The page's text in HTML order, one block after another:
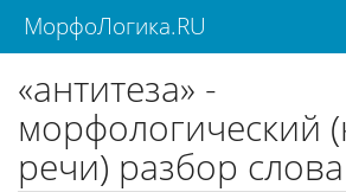
МорфоЛогика.RU
«антитеза» -
морфологический
речи) разбор слова